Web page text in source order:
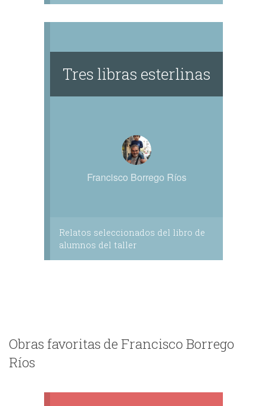
Tres libras esterlinas
Francisco Borrego Ríos
Relatos seleccionados del libro de
alumnos del taller
Obras favoritas de Francisco Borrego
Ríos